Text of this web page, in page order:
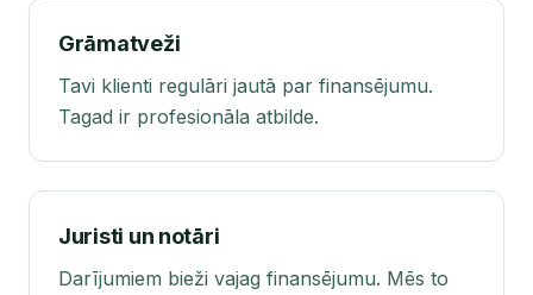
Grāmatveži
Tavi klienti regulāri jautā par finansējumu.
Tagad ir profesionāla atbilde.
Juristi un notāri
Darījumiem bieži vajag finansējumu. Mēs to